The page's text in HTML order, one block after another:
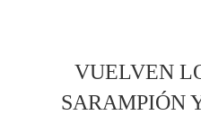
VUELVEN
SARAMPIÓN